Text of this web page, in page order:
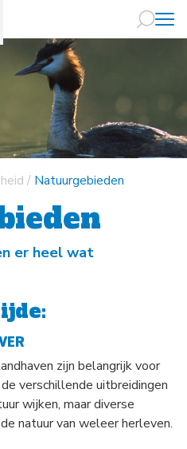
/ Natuurgebieden
er heel wat
zijn belangrijk voor
verschillende uitbreidingen
wijken, maar diverse
natuur van weleer herleven.